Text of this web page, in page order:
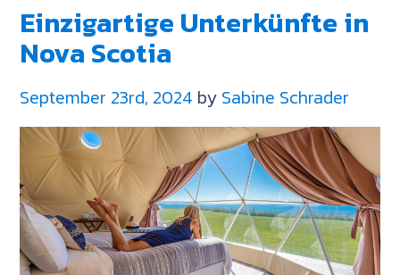
am
Meer:
schönsten
Orte
in
Nova
Scotia
Einzigartige Unterkünfte in
Nova Scotia
September 23rd, 2024 by Sabine Schrader